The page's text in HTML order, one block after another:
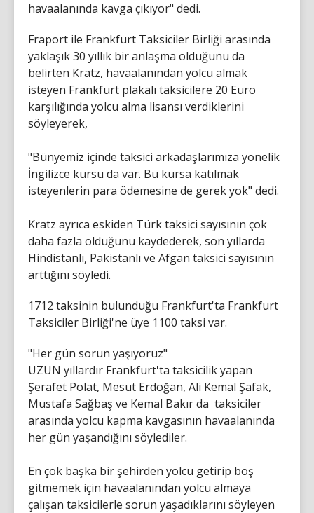
havaalanında kavga çıkıyor" dedi.
Fraport ile Frankfurt Taksiciler Birliği arasında
yaklaşık 30 yıllık bir anlaşma olduğunu da
belirten Kratz, havaalanından yolcu almak
isteyen Frankfurt plakalı taksicilere 20 Euro
karşılığında yolcu alma lisansı verdiklerini
söyleyerek,
"Bünyemiz içinde taksici arkadaşlarımıza yönelik
İngilizce kursu da var. Bu kursa katılmak
isteyenlerin para ödemesine de gerek yok" dedi.
Kratz ayrıca eskiden Türk taksici sayısının çok
daha fazla olduğunu kaydederek, son yıllarda
Hindistanlı, Pakistanlı ve Afgan taksici sayısının
arttığını söyledi.
1712 taksinin bulunduğu Frankfurt'ta Frankfurt
Taksiciler Birliği'ne üye 1100 taksi var.
"Her gün sorun yaşıyoruz"
UZUN yıllardır Frankfurt'ta taksicilik yapan
Şerafet Polat, Mesut Erdoğan, Ali Kemal Şafak,
Mustafa Sağbaş ve Kemal Bakır da taksiciler
arasında yolcu kapma kavgasının havaalanında
her gün yaşandığını söylediler.
En çok başka bir şehirden yolcu getirip boş
gitmemek için havaalanından yolcu almaya
çalışan taksicilerle sorun yaşadıklarını söyleyen